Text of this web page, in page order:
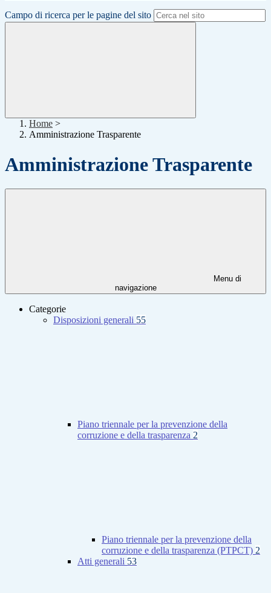
Campo di ricerca per le pagine del sito
Home >
Amministrazione Trasparente
Amministrazione Trasparente
Menu di
navigazione
Categorie
Disposizioni generali 55
Piano triennale per la prevenzione della
corruzione e della trasparenza 2
Piano triennale per la prevenzione della
corruzione e della trasparenza (PTPCT) 2
Atti generali 53